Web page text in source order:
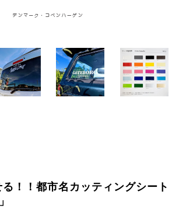
！！都市名カッティングシート